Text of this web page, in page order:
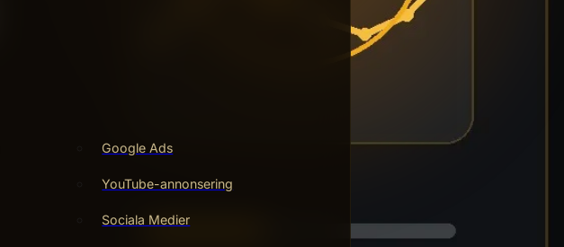
Google Ads
YouTube-annonsering
Sociala Medier